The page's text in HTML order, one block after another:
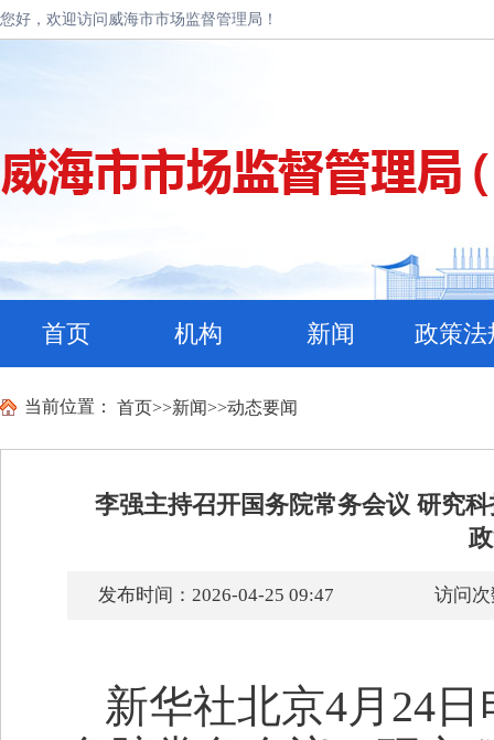
您好，欢迎访问威海市市场监督管理局！
首页 机构 新闻 政策法
当前位置： 首页>>新闻>>动态要闻
李强主持召开国务院常务会议 研究
发布时间：2026-04-25 09:47 访问
新华社北京4月24